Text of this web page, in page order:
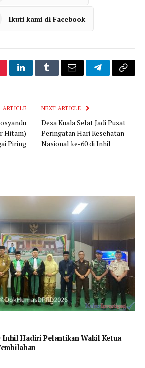
Ikuti kami di Facebook
LinkedInTumblrEmail TelegramCopy
ARTICLE
Hitam)
Piring
NEXT ARTICLE
Desa Kuala Selat Jadi Pusat
Peringatan Hari Kesehatan
Nasional ke-60 di Inhil
Inhil Hadiri Pelantikan Wakil Ketua